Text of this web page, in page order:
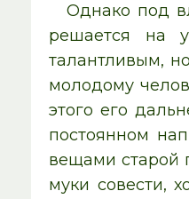
Однако под
решается на
талантливым,
молодому
этого его
постоянном
вещами старой
муки совести,